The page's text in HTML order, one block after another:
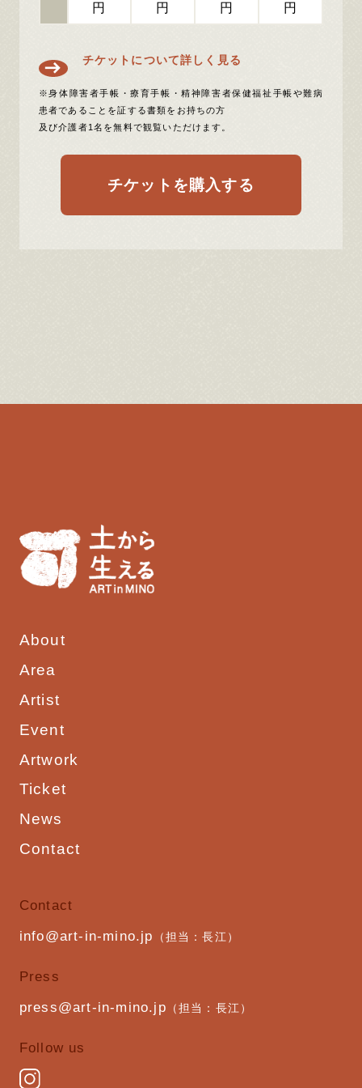
円 円 円 円
チケットについて詳しく見る
※身体障害者手帳・療育手帳・精神障害者保健福祉手帳や難病
患者であることを証する書類をお持ちの方
及び介護者1名を無料で観覧いただけます。
チケットを購入する
About
Area
Artist
Event
Artwork
Ticket
News
Contact
Contact
info@art-in-mino.jp （担当：長江）
Press
press@art-in-mino.jp （担当：長江）
Follow us